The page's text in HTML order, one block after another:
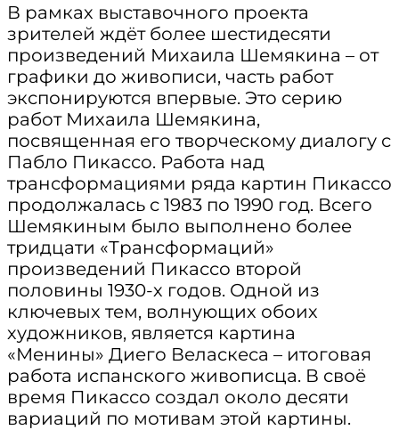
В рамках выставочного проекта
зрителей ждёт более шестидесяти
произведений Михаила Шемякина – от
графики до живописи, часть работ
экспонируются впервые. Это серию
работ Михаила Шемякина,
посвященная его творческому диалогу с
Пабло Пикассо. Работа над
трансформациями ряда картин Пикассо
продолжалась с 1983 по 1990 год. Всего
Шемякиным было выполнено более
тридцати «Трансформаций»
произведений Пикассо второй
половины 1930-х годов. Одной из
ключевых тем, волнующих обоих
художников, является картина
«Менины» Диего Веласкеса – итоговая
работа испанского живописца. В своё
время Пикассо создал около десяти
вариаций по мотивам этой картины.